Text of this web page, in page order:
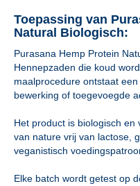
Toepassing van
Natural Biologisch:
Purasana Hemp Protein
Hennepzaden die koud
maalprocedure ontstaat
bewerking of toegevoegde
Het product is biologisch
van nature vrij van lactose,
veganistisch
Elke batch wordt getest op